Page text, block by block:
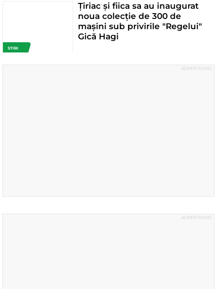
STIRI
Țiriac și fiica sa au inaugurat
noua colecție de 300 de
mașini sub privirile "Regelui"
Gică Hagi